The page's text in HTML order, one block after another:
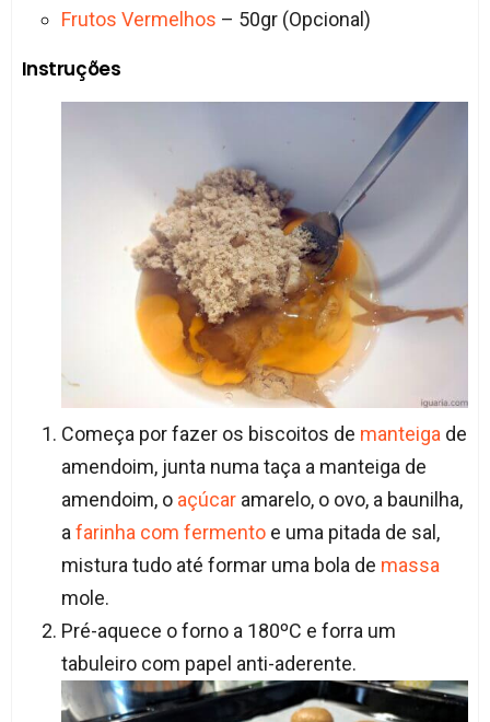
Frutos Vermelhos – 50gr (Opcional)
Instruções
Começa por fazer os biscoitos de manteiga de
amendoim, junta numa taça a manteiga de
amendoim, o açúcaramarelo, o ovo, a baunilha,
a farinha com fermentoe uma pitada de sal,
mistura tudo até formar uma bola de massa
mole.
Pré-aquece o forno a 180ºC e forra um
tabuleiro com papel anti-aderente.